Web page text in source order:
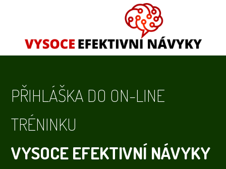
PŘIHLÁŠKA DO ON-LINE
TRÉNINKU
VYSOCE EFEKTIVNÍ NÁVYKY